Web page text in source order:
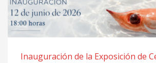
Inauguración de la Exposición de